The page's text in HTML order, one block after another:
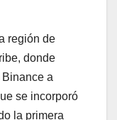
región de
donde
Binance a
se incorporó
la primera